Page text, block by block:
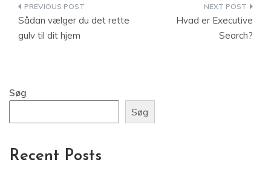
Indlægsnavigation
Sådan vælger du det rette
gulv til dit hjem
Hvad er Executive
Search?
Søg
Søg
Recent Posts